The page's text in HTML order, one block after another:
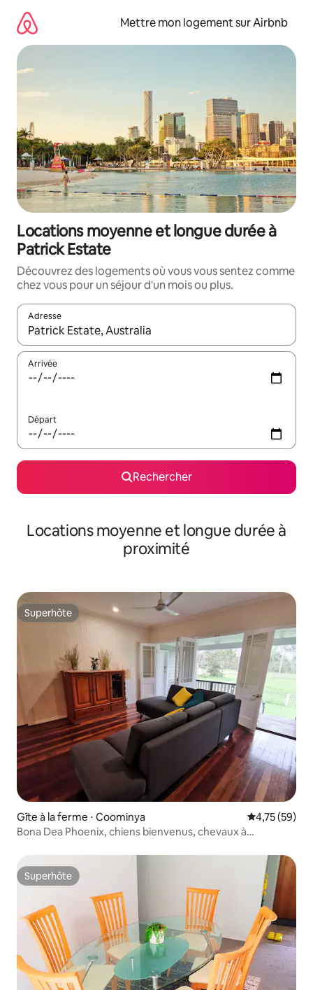
directement
contenu
Mettre mon logement sur Airbnb
Locations moyenne et longue durée à
Patrick Estate
Découvrez des logements où vous vous sentez comme
chez vous pour un séjour d'un mois ou plus.
Adresse
Lorsque les résultats s'affichent, utilisez les flèches vers le
Arrivée
Départ
Rechercher
Locations moyenne et longue durée à
proximité
Superhôte
Superhôte
Gîte à la ferme ⋅ Coominya Évaluation
4,75 (59)
Bona Dea Phoenix, chiens bienvenus, chevaux à
Superhôte
Superhôte